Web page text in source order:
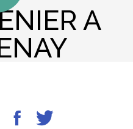
A
Partager sur Facebook
Partager sur Twitter